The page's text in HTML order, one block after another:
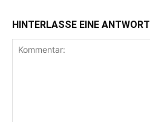
HINTERLASSE EINE ANTWORT